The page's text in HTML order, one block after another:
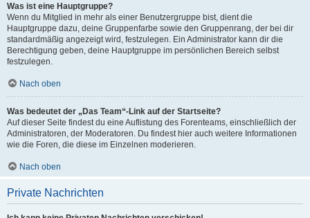
Was ist eine Hauptgruppe?
Wenn du Mitglied in mehr als einer Benutzergruppe bist, dient die
Hauptgruppe dazu, deine Gruppenfarbe sowie den Gruppenrang, der bei dir
standardmäßig angezeigt wird, festzulegen. Ein Administrator kann dir die
Berechtigung geben, deine Hauptgruppe im persönlichen Bereich selbst
festzulegen.
Nach oben
Was bedeutet der „Das Team“-Link auf der Startseite?
Auf dieser Seite findest du eine Auflistung des Forenteams, einschließlich der
Administratoren, der Moderatoren. Du findest hier auch weitere Informationen
wie die Foren, die diese im Einzelnen moderieren.
Nach oben
Private Nachrichten